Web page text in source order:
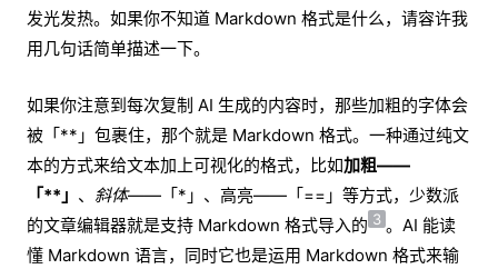
发光发热。如果你不知道 Markdown 格式是什么，请容许我
用几句话简单描述一下。
如果你注意到每次复制 AI 生成的内容时，那些加粗的字体会
被「**」包裹住，那个就是 Markdown 格式。一种通过纯文
本的方式来给文本加上可视化的格式，比如加粗——
「**」 、 斜体——「*」、高亮——「==」等方式，少数派
的文章编辑器就是支持 Markdown 格式导入的 3 。AI 能读
懂 Markdown 语言，同时它也是运用 Markdown 格式来输